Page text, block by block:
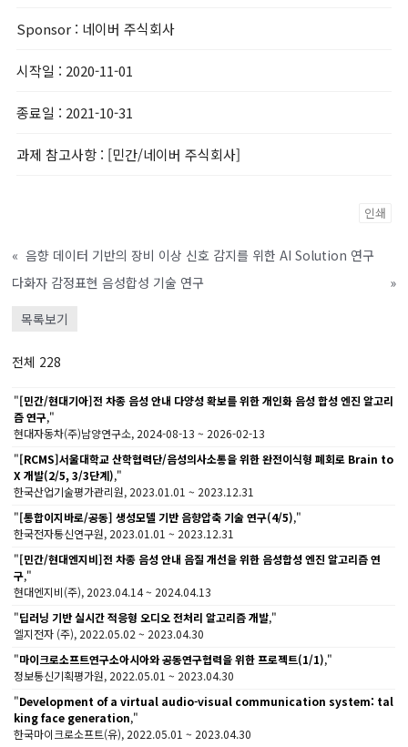
Sponsor : 네이버 주식회사
시작일 : 2020-11-01
종료일 : 2021-10-31
과제 참고사항 : [민간/네이버 주식회사]
인쇄
« 음향 데이터 기반의 장비 이상 신호 감지를 위한 AI Solution 연구
다화자 감정표현 음성합성 기술 연구
»
목록보기
전체 228
"[민간/현대기아]전 차종 음성 안내 다양성 확보를 위한 개인화 음성 합성 엔진 알고리
즘 연구,"
현대자동차(주)남양연구소, 2024-08-13 ~ 2026-02-13
"[RCMS]서울대학교 산학협력단/음성의사소통을 위한 완전이식형 폐회로 Brain to
X 개발(2/5, 3/3단계),"
한국산업기술평가관리원, 2023.01.01 ~ 2023.12.31
"[통합이지바로/공동] 생성모델 기반 음향압축 기술 연구(4/5),"
한국전자통신연구원, 2023.01.01 ~ 2023.12.31
"[민간/현대엔지비]전 차종 음성 안내 음질 개선을 위한 음성합성 엔진 알고리즘 연
구,"
현대엔지비(주), 2023.04.14 ~ 2024.04.13
"딥러닝 기반 실시간 적응형 오디오 전처리 알고리즘 개발,"
엘지전자 (주), 2022.05.02 ~ 2023.04.30
"마이크로소프트연구소아시아와 공동연구협력을 위한 프로젝트(1/1),"
정보통신기획평가원, 2022.05.01 ~ 2023.04.30
"Development of a virtual audio-visual communication system: tal
king face generation,"
한국마이크로소프트(유), 2022.05.01 ~ 2023.04.30